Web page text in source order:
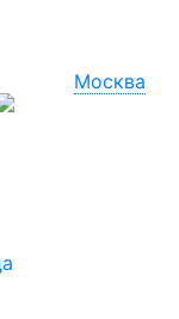
Москва